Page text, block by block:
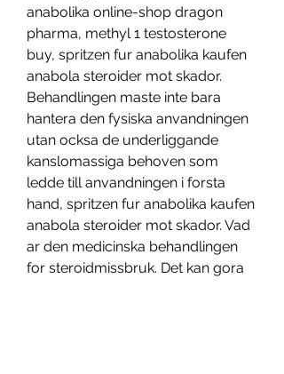
anabolika online-shop dragon
pharma, methyl 1 testosterone
buy, spritzen fur anabolika kaufen
anabola steroider mot skador.
Behandlingen maste inte bara
hantera den fysiska anvandningen
utan ocksa de underliggande
kanslomassiga behoven som
ledde till anvandningen i forsta
hand, spritzen fur anabolika kaufen
anabola steroider mot skador. Vad
ar den medicinska behandlingen
for steroidmissbruk. Det kan gora